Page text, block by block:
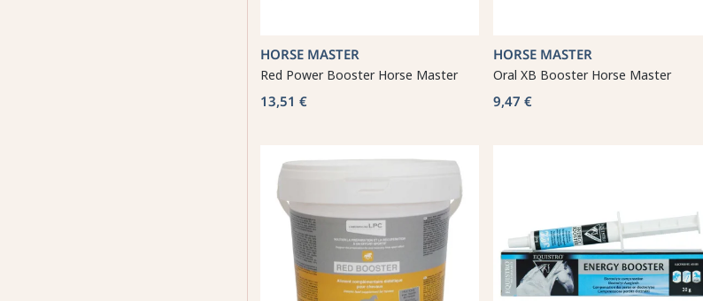
HORSE MASTER
Red Power Booster Horse Master
13,51 €
HORSE MASTER
Oral XB Booster Horse Master
9,47 €